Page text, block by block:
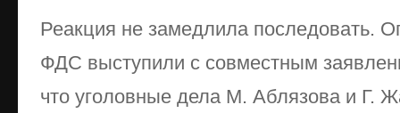
Реакция не замедлила последовать.
ФДС выступили с совместным
что уголовные дела М. Аблязова и Г.